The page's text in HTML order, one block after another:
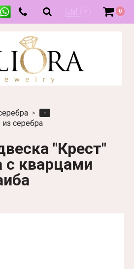
0
-
серебра
"Крест"
с кварцами